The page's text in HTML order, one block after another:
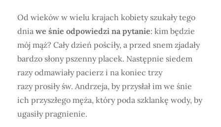
Od wieków w wielu krajach kobiety szukały tego
dnia we śnie odpowiedzi na pytanie: kim będzie
mój mąż? Cały dzień pościły, a przed snem zjadały
bardzo słony pszenny placek. Następnie siedem
razy odmawiały pacierz i na koniec trzy
razy prosiły św. Andrzeja, by przysłał im we śnie
ich przyszłego męża, który poda szklankę wody, by
ugasiły pragnienie.